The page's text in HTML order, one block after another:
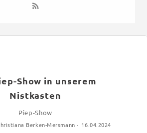
Show in unserem
Nistkasten
Piep-Show
Berken-Mersmann - 16.04.2024